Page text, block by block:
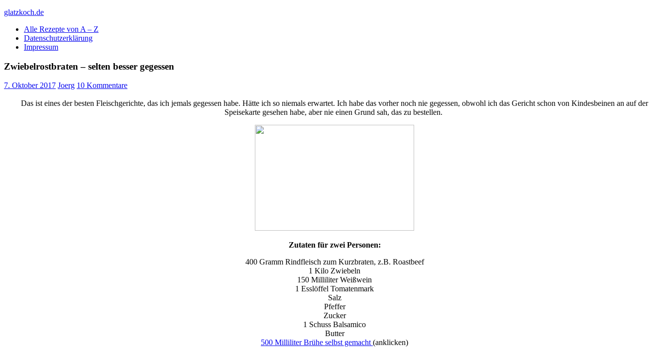
Skip
content
glatzkoch.de
Kochen für Doofe und Genießer
Alle Rezepte von A – Z
Datenschutzerklärung
Impressum
Zwiebelrostbraten – selten besser gegessen
7. Oktober 2017 Joerg 10 Kommentare
Das ist eines der besten Fleischgerichte, das ich jemals gegessen habe. Hätte ich so niemals erwartet. Ich habe das vorher noch nie gegessen, obwohl ich das Gericht schon von Kindesbeinen an auf der
Speisekarte gesehen habe, aber nie einen Grund sah, das zu bestellen.
Zutaten für zwei Personen:
400 Gramm Rindfleisch zum Kurzbraten, z.B. Roastbeef
1 Kilo Zwiebeln
150 Milliliter Weißwein
1 Esslöffel Tomatenmark
Salz
Pfeffer
Zucker
1 Schuss Balsamico
Butter
500 Milliliter Brühe selbst gemacht(anklicken)